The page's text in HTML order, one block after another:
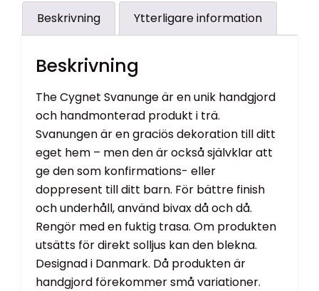
Beskrivning Ytterligare information
Beskrivning
The Cygnet Svanunge är en unik handgjord
och handmonterad produkt i trä.
Svanungen är en graciös dekoration till ditt
eget hem – men den är också självklar att
ge den som konfirmations- eller
doppresent till ditt barn. För bättre finish
och underhåll, använd bivax då och då.
Rengör med en fuktig trasa. Om produkten
utsätts för direkt solljus kan den blekna.
Designad i Danmark. Då produkten är
handgjord förekommer små variationer.